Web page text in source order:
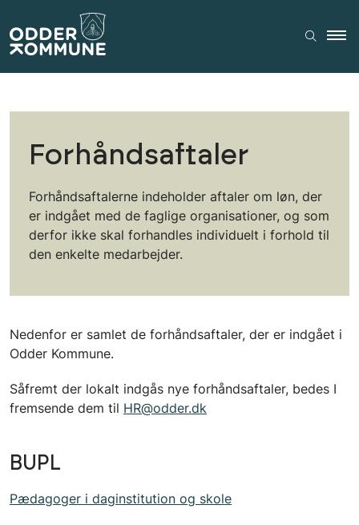
Forhåndsaftaler
Forhåndsaftalerne indeholder aftaler om løn, der
er indgået med de faglige organisationer, og som
derfor ikke skal forhandles individuelt i forhold til
den enkelte medarbejder.
Nedenfor er samlet de forhåndsaftaler, der er indgået i
Odder Kommune.
Såfremt der lokalt indgås nye forhåndsaftaler, bedes I
fremsende dem til HR@odder.dk
BUPL
Pædagoger i daginstitution og skole